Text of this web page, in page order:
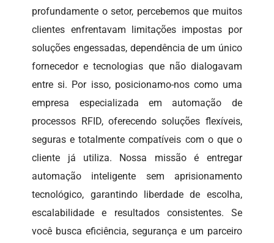
profundamente o setor, percebemos que muitos
clientes enfrentavam limitações impostas por
soluções engessadas, dependência de um único
fornecedor e tecnologias que não dialogavam
entre si. Por isso, posicionamo-nos como uma
empresa especializada em automação de
processos RFID, oferecendo soluções flexíveis,
seguras e totalmente compatíveis com o que o
cliente já utiliza. Nossa missão é entregar
automação inteligente sem aprisionamento
tecnológico, garantindo liberdade de escolha,
escalabilidade e resultados consistentes. Se
você busca eficiência, segurança e um parceiro